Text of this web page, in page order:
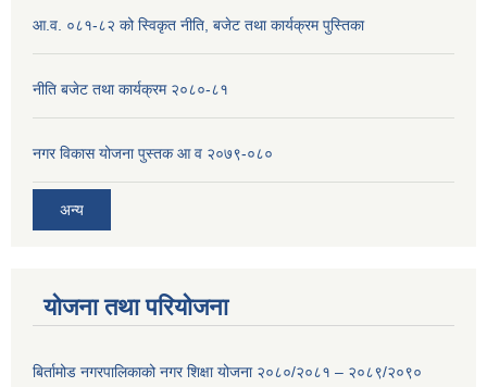
आ.व. ०८१-८२ को स्विकृत नीति, बजेट तथा कार्यक्रम पुस्तिका
नीति बजेट तथा कार्यक्रम २०८०-८१
नगर विकास योजना पुस्तक आ व २०७९-०८०
अन्य
योजना तथा परियोजना
बिर्तामोड नगरपालिकाको नगर शिक्षा योजना २०८०/२०८१ – २०८९/२०९०